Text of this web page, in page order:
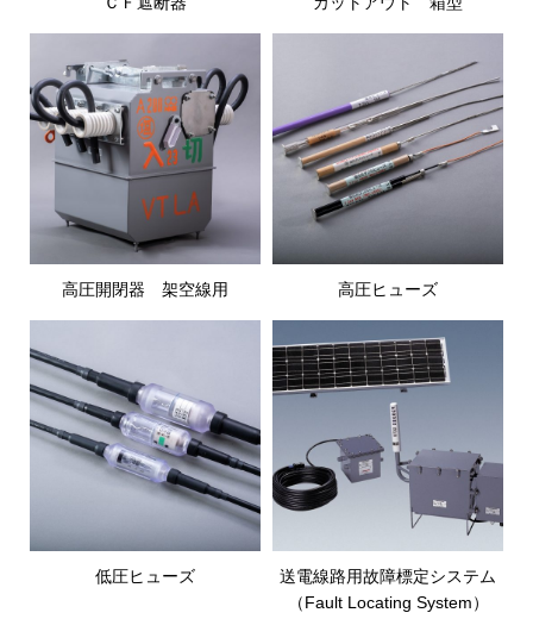
高圧開閉器 架空線用 高圧ヒューズ
低圧ヒューズ
送電線路用故障標定システム
（Fault Locating System）